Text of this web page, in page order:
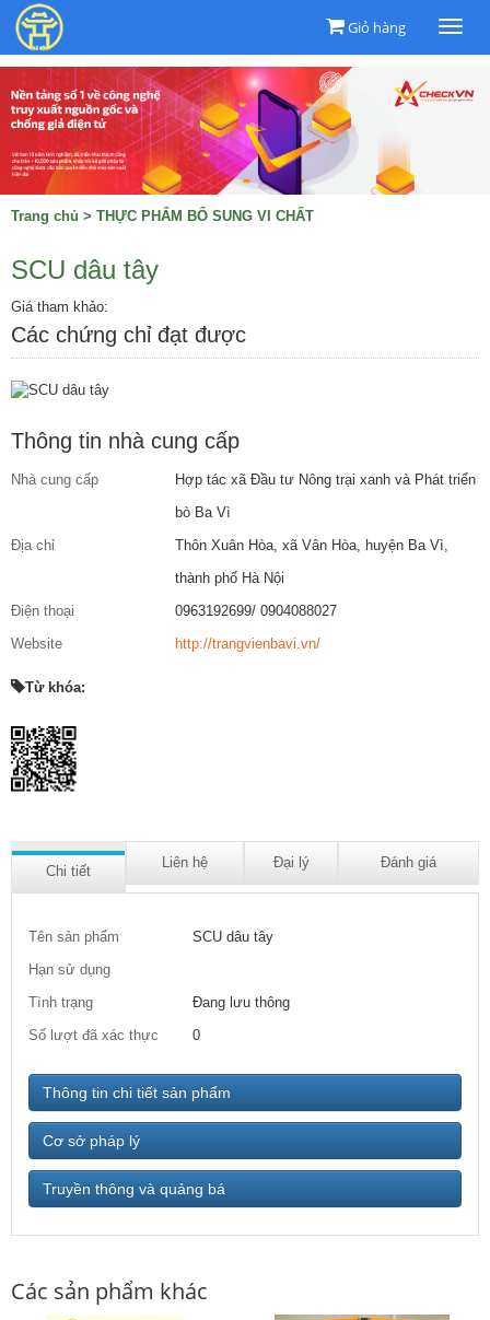
Giỏ hàng
Trang chủ > THỰC PHẨM BỔ SUNG VI CHẤT
SCU dâu tây
Giá tham khảo:
Các chứng chỉ đạt được
Thông tin nhà cung cấp
Nhà cung cấp
Hợp tác xã Đầu tư Nông trại xanh và Phát triển
bò Ba Vì
Địa chỉ
Thôn Xuân Hòa, xã Vân Hòa, huyện Ba Vì,
thành phố Hà Nội
Điện thoại
0963192699/ 0904088027
Website
http://trangvienbavi.vn/
Từ khóa:
Chi tiết
Liên hệ Đại lý Đánh giá
Tên sản phẩm
SCU dâu tây
Hạn sử dụng
Tình trạng
Đang lưu thông
Số lượt đã xác thực
0
Thông tin chi tiết sản phẩm
Cơ sở pháp lý
Truyền thông và quảng bá
Các sản phẩm khác